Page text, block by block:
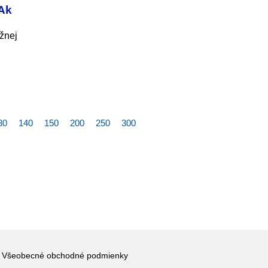
140 150 200 250 300
Všeobecné obchodné podmienky